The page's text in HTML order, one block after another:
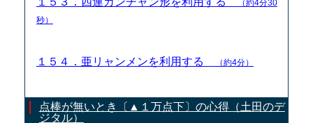
（約4分30
秒）
１５４．亜リャンメンを利用する （約4分）
点棒が無いとき〔▲１万点下〕の心得（土田のデ
ジタル）